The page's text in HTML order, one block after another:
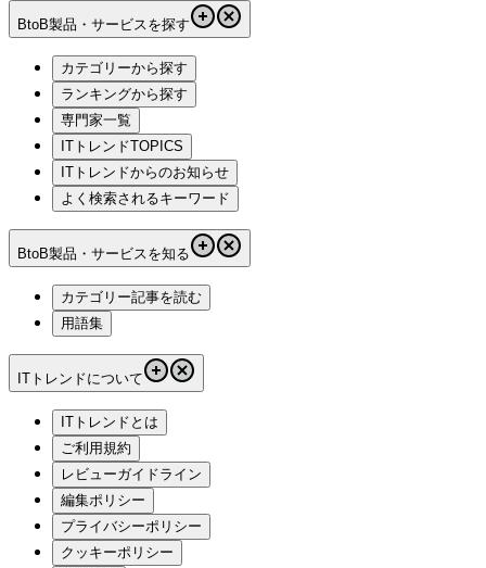
BtoB製品・サービスを探す
カテゴリーから探す
ランキングから探す
専門家一覧
ITトレンドTOPICS
ITトレンドからのお知らせ
よく検索されるキーワード
BtoB製品・サービスを知る
カテゴリー記事を読む
用語集
ITトレンドについて
ITトレンドとは
ご利用規約
レビューガイドライン
編集ポリシー
プライバシーポリシー
クッキーポリシー